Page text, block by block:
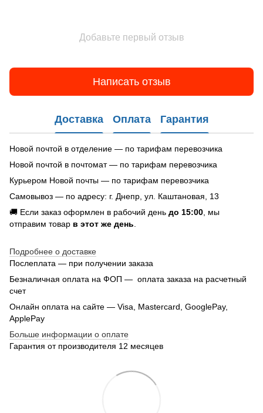
Добавьте первый отзыв
Написать отзыв
Доставка Оплата Гарантия
Новой почтой в отделение — по тарифам перевозчика
Новой почтой в почтомат — по тарифам перевозчика
Курьером Новой почты — по тарифам перевозчика
Самовывоз — по адресу: г. Днепр, ул. Каштановая, 13
🚚 Если заказ оформлен в рабочий день до 15:00 , мы
отправим товар в этот же день
Подробнее о доставке
Послеплата — при получении заказа
Безналичная оплата на ФОП — оплата заказа на расчетный
счет
Онлайн оплата на сайте — Visa, Mastercard, GooglePay,
ApplePay
Больше информации о оплате
Гарантия от производителя 12 месяцев